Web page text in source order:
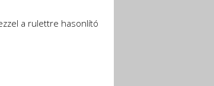
a rulettre hasonlító